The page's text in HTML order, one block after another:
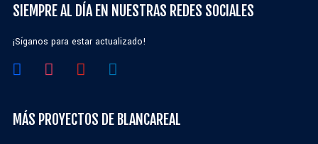
SIEMPRE AL DÍA EN NUESTRAS REDES SOCIALES
¡Síganos para estar actualizado!
MÁS PROYECTOS DE BLANCAREAL